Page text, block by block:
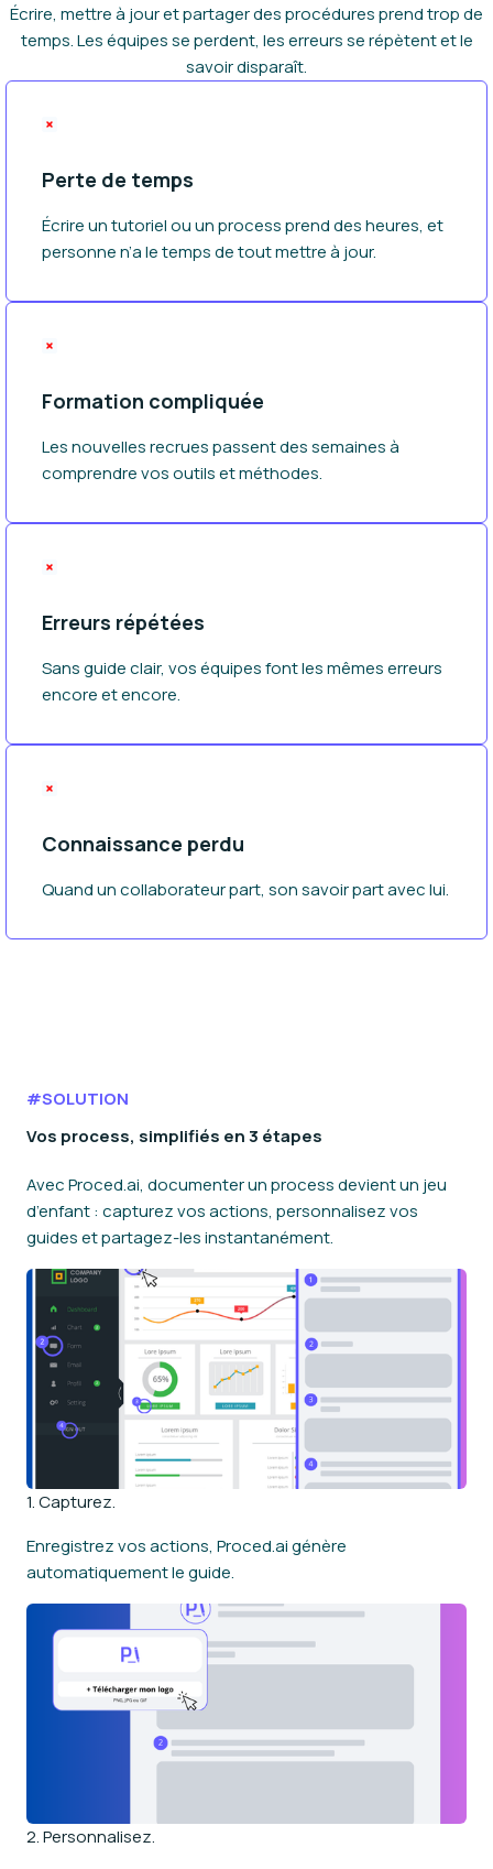
Écrire, mettre à jour et partager des procédures prend trop de
temps. Les équipes se perdent, les erreurs se répètent et le
savoir disparaît.
Perte de temps
Écrire un tutoriel ou un process prend des heures, et
personne n’a le temps de tout mettre à jour.
Formation compliquée
Les nouvelles recrues passent des semaines à
comprendre vos outils et méthodes.
Erreurs répétées
Sans guide clair, vos équipes font les mêmes erreurs
encore et encore.
Connaissance perdu
Quand un collaborateur part, son savoir part avec lui.
#SOLUTION
Vos process, simplifiés en 3 étapes
Avec Proced.ai, documenter un process devient un jeu
d’enfant : capturez vos actions, personnalisez vos
guides et partagez-les instantanément.
1. Capturez.
Enregistrez vos actions, Proced.ai génère
automatiquement le guide.
2. Personnalisez.